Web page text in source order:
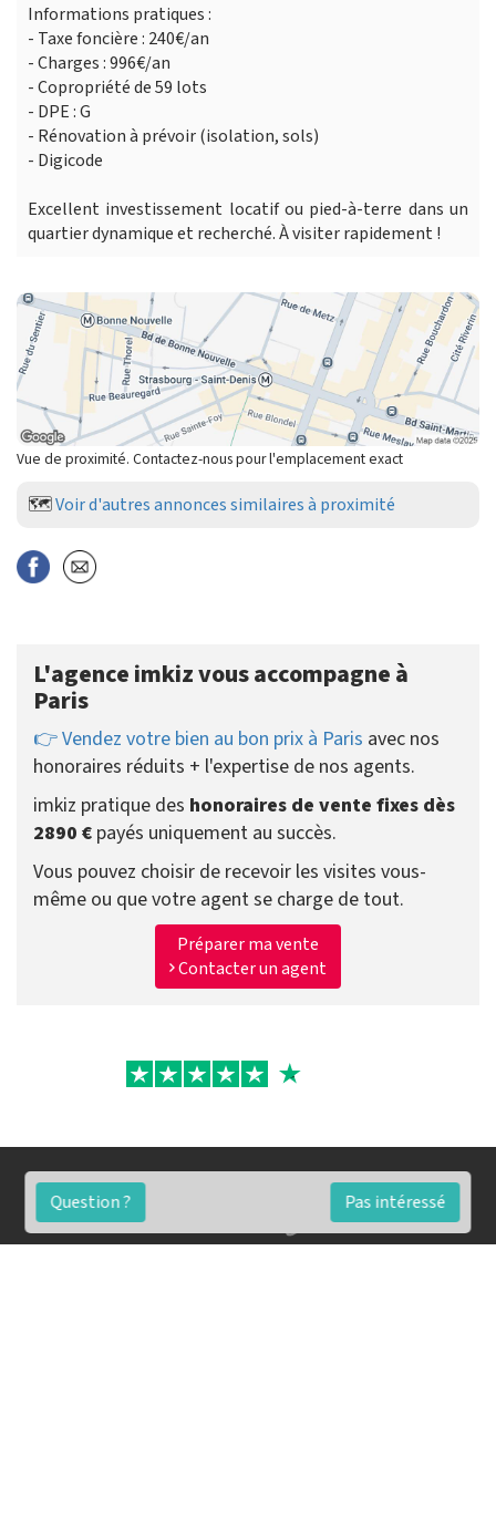
Informations pratiques :
- Taxe foncière : 240€/an
- Charges : 996€/an
- Copropriété de 59 lots
- DPE : G
- Rénovation à prévoir (isolation, sols)
- Digicode
Excellent investissement locatif ou pied-à-terre dans un
quartier dynamique et recherché. À visiter rapidement !
Vue de proximité. Contactez-nous pour l'emplacement exact
🗺️Voir d'autres annonces similaires à proximité
Question ? Pas intéressé
L'agence imkiz vous accompagne à
Paris
👉 Vendez votre bien au bon prix à Paris avec nos
honoraires réduits + l'expertise de nos agents.
imkiz pratique des honoraires de vente fixes dès
2890 € payés uniquement au succès.
Vous pouvez choisir de recevoir les visites vous-
même ou que votre agent se charge de tout.
Préparer ma vente
Contacter un agent